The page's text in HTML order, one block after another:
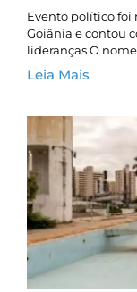
Evento político foi
Goiânia e contou
lideranças O nome
Leia Mais